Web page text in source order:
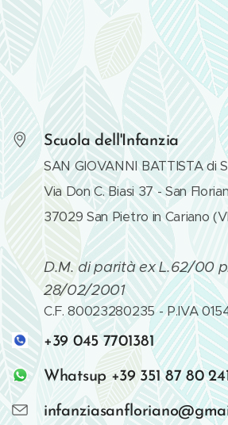
Scuola dell'Infanzia
SAN GIOVANNI BATTISTA di
Via Don C. Biasi 37 - San
37029 San Pietro in Cariano
D.M. di parità ex L.62/00
28/02/2001
C.F. 80023280235 - P.IVA
+39 045 7701381
Whatsup +39 351 87 80